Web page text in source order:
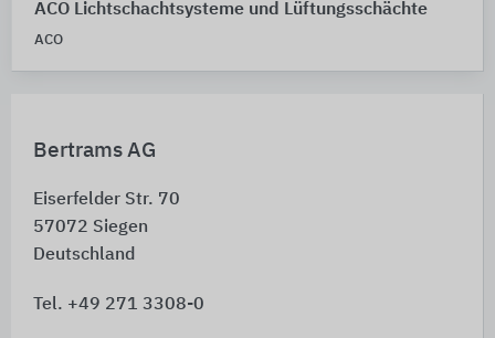
Bertrams AG
Eiserfelder Str. 70
57072 Siegen
Deutschland
Tel. +49 271 3308-0
ACO Lichtschachtsysteme und Lüftungsschächte
ACO